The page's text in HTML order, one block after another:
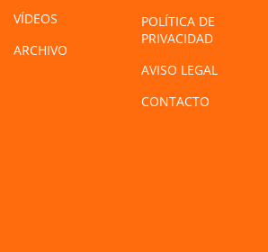
VÍDEOS
ARCHIVO
POLÍTICA DE
PRIVACIDAD
AVISO LEGAL
CONTACTO